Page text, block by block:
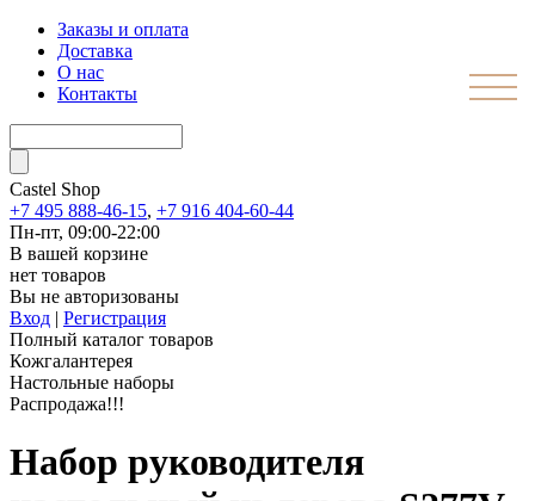
Заказы и оплата
Доставка
О нас
Контакты
Castel Shop
+7 495 888-46-15, +7 916 404-60-44
Пн-пт, 09:00-22:00
В вашей корзине
нет товаров
Вы не авторизованы
Вход | Регистрация
Полный каталог товаров
Кожгалантерея
Настольные наборы
Распродажа!!!
Набор руководителя